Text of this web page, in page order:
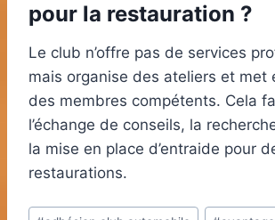
pour la restauration ?
Le club n’offre pas de services
mais organise des ateliers et met
des membres compétents. Cela
l’échange de conseils, la
la mise en place d’entraide pour
restaurations.
Étiquettes